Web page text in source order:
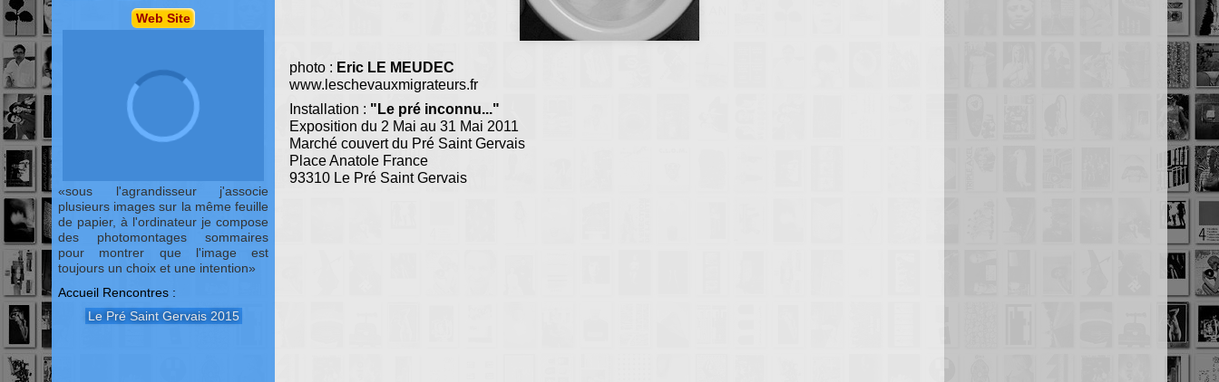
photo : Eric LE MEUDEC
www.leschevauxmigrateurs.fr
Installation : "Le pré inconnu..."
Exposition du 2 Mai au 31 Mai 2011
Marché couvert du Pré Saint Gervais
Place Anatole France
93310 Le Pré Saint Gervais
Web Site
sous l'agrandisseur j'associe
plusieurs images sur la même feuille
de papier, à l'ordinateur je compose
des photomontages sommaires
pour montrer que l'image est
toujours un choix et une intention
Accueil Rencontres :
Le Pré Saint Gervais 2015